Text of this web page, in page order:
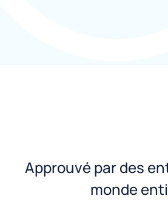
Approuvé par des
monde